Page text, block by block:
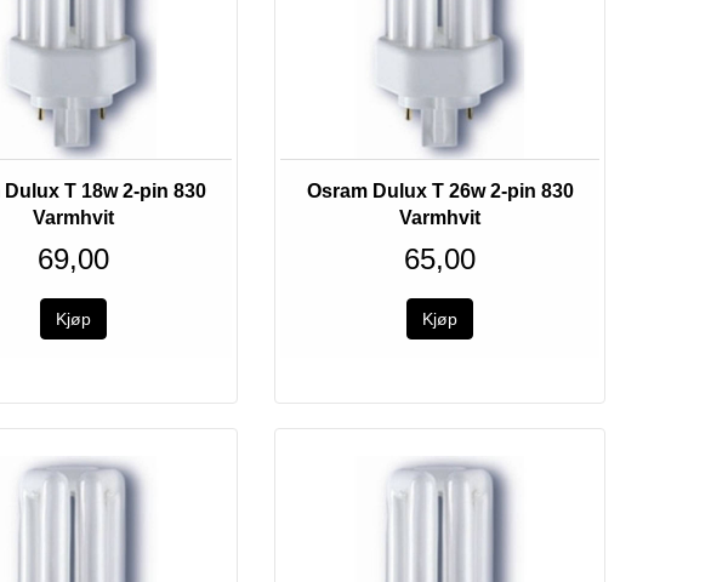
Dulux T 18w 2-pin 830
Varmhvit
69,00
Osram Dulux T 26w 2-pin 830
Varmhvit
65,00